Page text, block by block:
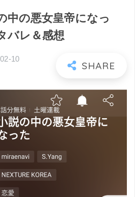
中の悪女皇帝になっ
バレ＆感想
10